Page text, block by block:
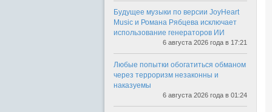
Будущее музыки по версии JoyHeart
Music и Романа Рябцева исключает
использование генераторов ИИ
6 августа 2026 года в 17:21
Любые попытки обогатиться обманом
через терроризм незаконны и
наказуемы
6 августа 2026 года в 01:24